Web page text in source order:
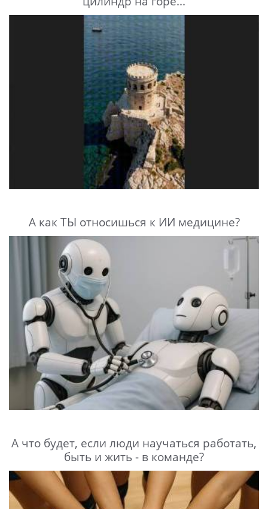
А как ТЫ относишься к ИИ медицине?
А что будет, если люди научаться работать,
быть и жить - в команде?